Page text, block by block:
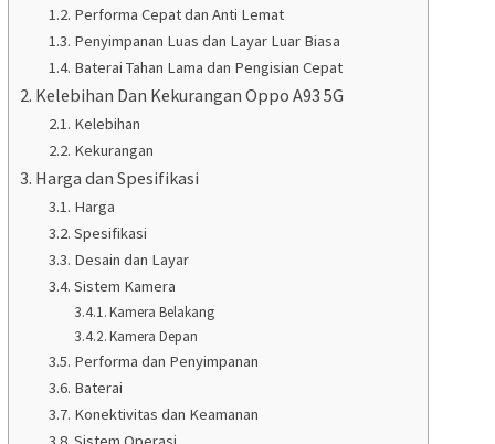
Performa Cepat dan Anti Lemat
Penyimpanan Luas dan Layar Luar Biasa
Baterai Tahan Lama dan Pengisian Cepat
Kelebihan Dan Kekurangan Oppo A93 5G
Kelebihan
Kekurangan
Harga dan Spesifikasi
Harga
Spesifikasi
Desain dan Layar
Sistem Kamera
Kamera Belakang
Kamera Depan
Performa dan Penyimpanan
Baterai
Konektivitas dan Keamanan